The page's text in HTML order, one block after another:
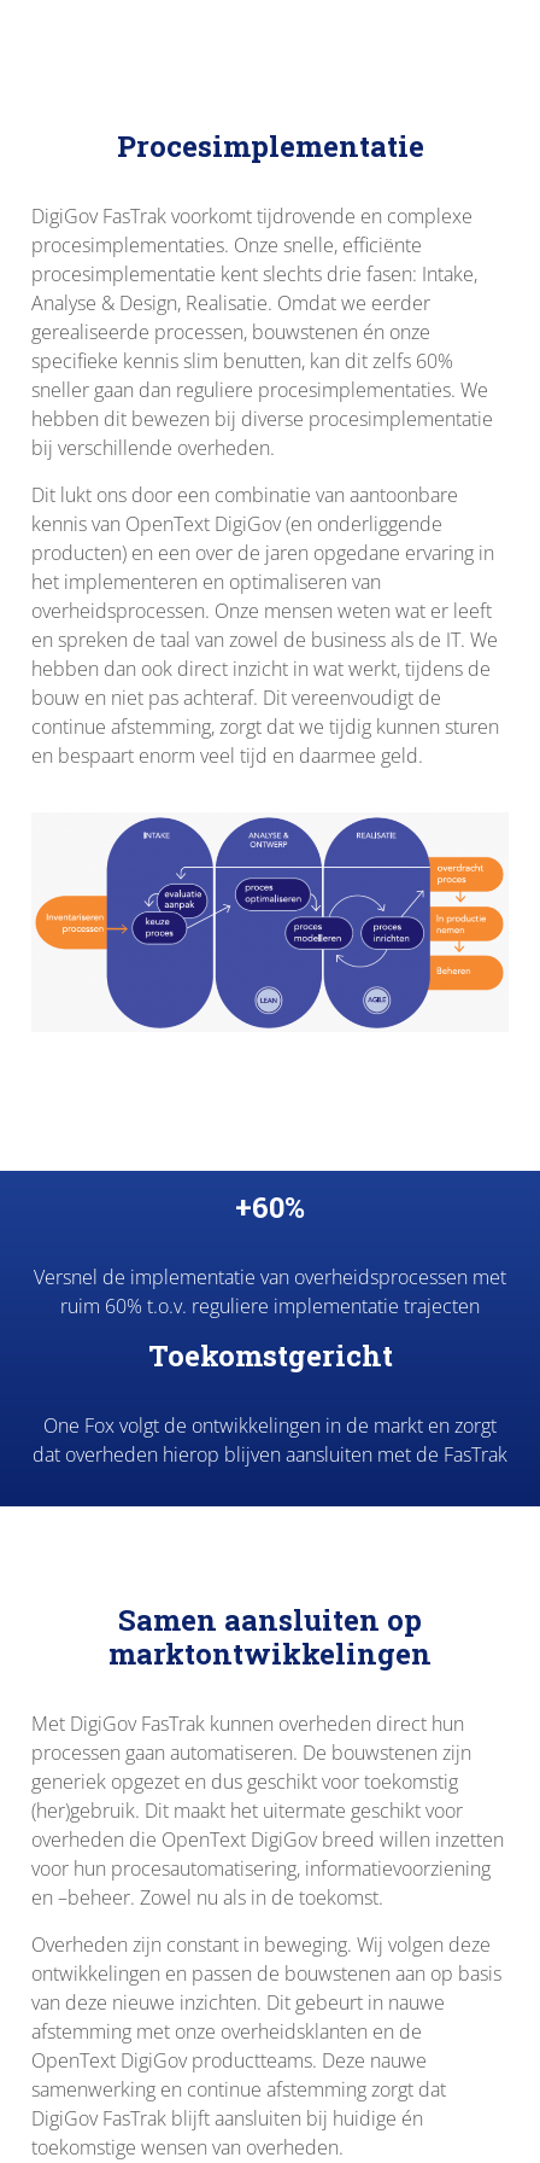
Procesimplementatie
DigiGov FasTrak voorkomt tijdrovende en complexe
procesimplementaties. Onze snelle, efficiënte
procesimplementatie kent slechts drie fasen: Intake,
Analyse & Design, Realisatie. Omdat we eerder
gerealiseerde processen, bouwstenen én onze
specifieke kennis slim benutten, kan dit zelfs 60%
sneller gaan dan reguliere procesimplementaties. We
hebben dit bewezen bij diverse procesimplementatie
bij verschillende overheden.
Dit lukt ons door een combinatie van aantoonbare
kennis van OpenText DigiGov (en onderliggende
producten) en een over de jaren opgedane ervaring in
het implementeren en optimaliseren van
overheidsprocessen. Onze mensen weten wat er leeft
en spreken de taal van zowel de business als de IT. We
hebben dan ook direct inzicht in wat werkt, tijdens de
bouw en niet pas achteraf. Dit vereenvoudigt de
continue afstemming, zorgt dat we tijdig kunnen sturen
en bespaart enorm veel tijd en daarmee geld.
+60%
Versnel de implementatie van overheidsprocessen met
ruim 60% t.o.v. reguliere implementatie trajecten
Toekomstgericht
One Fox volgt de ontwikkelingen in de markt en zorgt
dat overheden hierop blijven aansluiten met de FasTrak
Samen aansluiten op
marktontwikkelingen
Met DigiGov FasTrak kunnen overheden direct hun
processen gaan automatiseren. De bouwstenen zijn
generiek opgezet en dus geschikt voor toekomstig
(her)gebruik. Dit maakt het uitermate geschikt voor
overheden die OpenText DigiGov breed willen inzetten
voor hun procesautomatisering, informatievoorziening
en –beheer. Zowel nu als in de toekomst.
Overheden zijn constant in beweging. Wij volgen deze
ontwikkelingen en passen de bouwstenen aan op basis
van deze nieuwe inzichten. Dit gebeurt in nauwe
afstemming met onze overheidsklanten en de
OpenText DigiGov productteams. Deze nauwe
samenwerking en continue afstemming zorgt dat
DigiGov FasTrak blijft aansluiten bij huidige én
toekomstige wensen van overheden.